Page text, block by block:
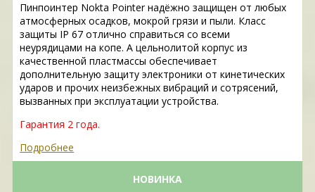
Пинпоинтер Nokta Pointer надёжно защищен от любых
атмосферных осадков, мокрой грязи и пыли. Класс
защиты IP 67 отлично справиться со всеми
неурядицами на копе. А цельнолитой корпус из
качественной пластмассы обеспечивает
дополнительную защиту электроники от кинетических
ударов и прочих неизбежных вибраций и сотрясений,
вызванных при эксплуатации устройства.
Гарантия 2 года.
Подробнее
НОВИНКА